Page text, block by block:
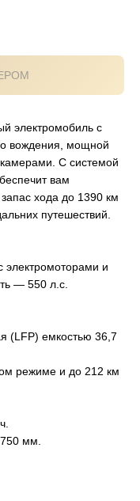
электромобиль с
вождения, мощной
С системой
вам
хода до 1390 км
путешествий.
электромоторами и
— 550 л.с.
(LFP) емкостью 36,7
режиме и до 212 км
мм.